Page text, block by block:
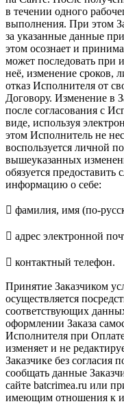
в течении одного
выполнения. При этом
за указанные данные
этом осознает и
может последовать при
неё, изменение сроков,
отказ Исполнителя от
Договору. Изменение в
после согласования с
виде, используя
этом Исполнитель не
воспользуется личной
вышеуказанных
обязуется
информацию о себе:
 фамилия, имя (по-
 адрес электронной
 контактный телефон.
Принятие Заказчиком
осуществляется
соответствующих
оформлении Заказа
Исполнителя при
изменяет и не
Заказчике без согласия
сообщать данные
сайте batcrimea.ru или
имеющим отношения к